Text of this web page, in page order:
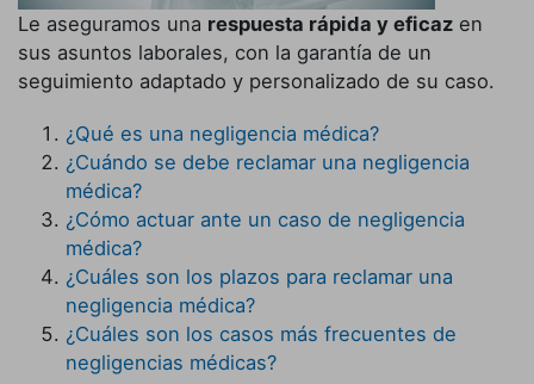
Le aseguramos una respuesta rápida y eficaz en
sus asuntos laborales, con la garantía de un
seguimiento adaptado y personalizado de su caso.
¿Qué es una negligencia médica?
¿Cuándo se debe reclamar una negligencia
médica?
¿Cómo actuar ante un caso de negligencia
médica?
¿Cuáles son los plazos para reclamar una
negligencia médica?
¿Cuáles son los casos más frecuentes de
negligencias médicas?